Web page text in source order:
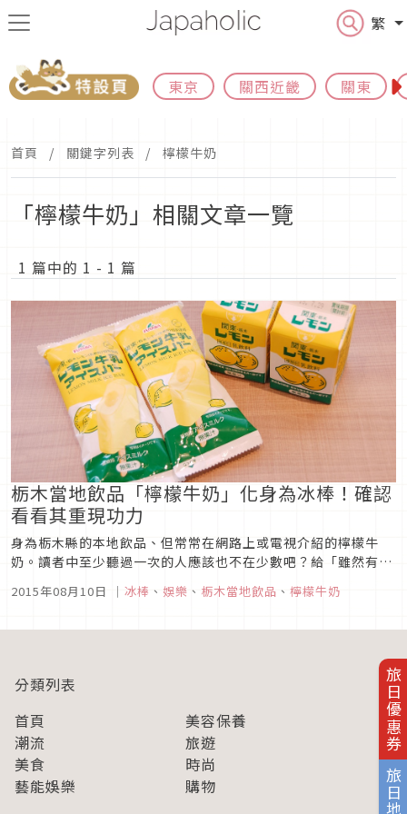
繁
東京 關西近畿 關東
旅日優惠券
首頁 關鍵字列表 檸檬牛奶
「檸檬牛奶」相關文章一覽
1 篇中的 1 - 1 篇
栃木當地飲品「檸檬牛奶」化身為冰棒！確認
看看其重現功力
身為栃木縣的本地飲品、但常常在網路上或電視介紹的檸檬牛
奶。讀者中至少聽過一次的人應該也不在少數吧？給「雖然有聽
過但是沒有喝過……」的人一個好消息。自7月21日（週二）開
始全日本的OK便利店將限定販售「檸檬牛奶冰棒」。一面抱怨
2015年08月10日 ｜ 冰棒 、 娛樂 、 栃木當地飲品 、 檸檬牛奶
分類列表
首頁
美容保養
潮流
旅遊
美食
時尚
藝能娛樂
購物